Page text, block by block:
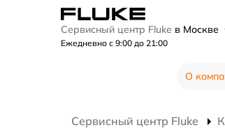
Сервисный центр Fluke в Москве
Ежедневно с 9:00 до 21:00
О
Сервисный центр Fluke